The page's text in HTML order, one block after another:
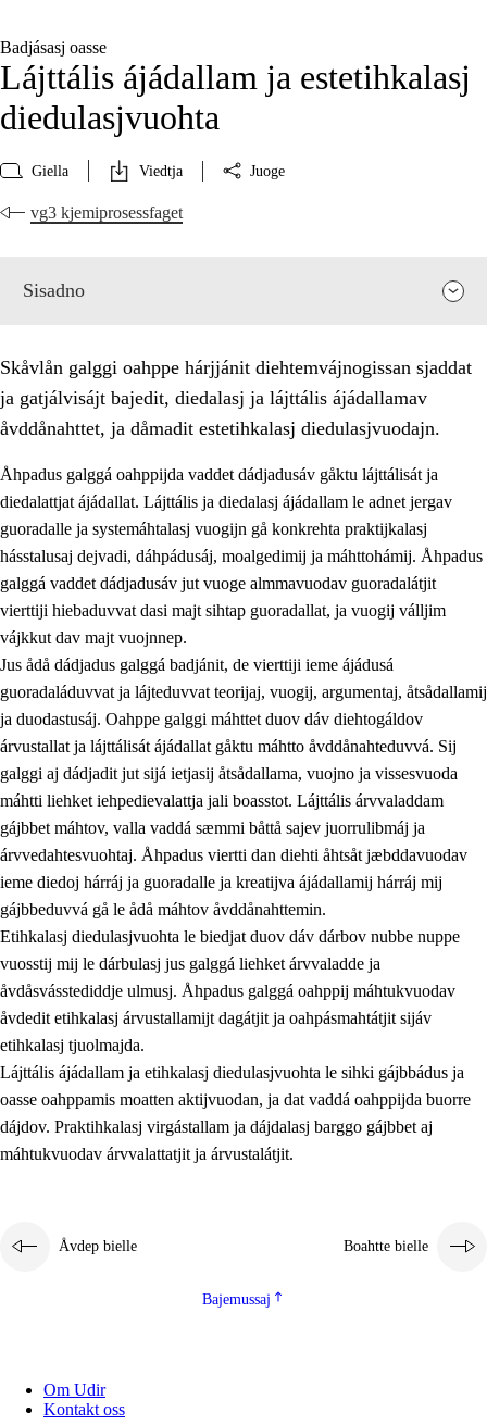
Badjásasj oasse
Lájttális ájádallam ja estetihkalasj
diedulasjvuohta
Giella Viedtja Juoge
vg3 kjemiprosessfaget
Sisadno
1. Åhpadusá árvvovuodo
1.1 Almasjárvvo
1.2 Identitiehtta ja kultuvralasj moattevuohta
1.3 Lájttális ájádallam ja estetihkalasj diedulasjvuohta
1.4 Dahkamávvo, berustibme ja diehtemvájnogisvuohta
1.5 Vieledus luonnduj ja birásdiedulasjvuohta
1.6 Demokratijja ja oassálasstem
Skåvlån galggi oahppe hárjjánit diehtemvájnogissan sjaddat
ja gatjálvisájt bajedit, diedalasj ja lájttális ájádallamav
åvddånahttet, ja dåmadit estetihkalasj diedulasjvuodajn.
Åhpadus galggá oahppijda vaddet dádjadusáv gåktu lájttálisát ja
diedalattjat ájádallat. Lájttális ja diedalasj ájádallam le adnet jergav
guoradalle ja systemáhtalasj vuogijn gå konkrehta praktijkalasj
hásstalusaj dejvadi, dáhpádusáj, moalgedimij ja máhttohámij. Åhpadus
galggá vaddet dádjadusáv jut vuoge almmavuodav guoradalátjit
vierttiji hiebaduvvat dasi majt sihtap guoradallat, ja vuogij válljim
vájkkut dav majt vuojnnep.
Jus ådå dádjadus galggá badjánit, de vierttiji ieme ájádusá
guoradaláduvvat ja lájteduvvat teorijaj, vuogij, argumentaj, åtsådallamij
ja duodastusáj. Oahppe galggi máhttet duov dáv diehtogáldov
árvustallat ja lájttálisát ájádallat gåktu máhtto åvddånahteduvvá. Sij
galggi aj dádjadit jut sijá ietjasij åtsådallama, vuojno ja vissesvuoda
máhtti liehket iehpedievalattja jali boasstot. Lájttális árvvaladdam
gájbbet máhtov, valla vaddá sæmmi båttå sajev juorrulibmáj ja
árvvedahtesvuohtaj. Åhpadus viertti dan diehti åhtsåt jæbddavuodav
ieme diedoj hárráj ja guoradalle ja kreatijva ájádallamij hárráj mij
gájbbeduvvá gå le ådå máhtov åvddånahttemin.
Etihkalasj diedulasjvuohta le biedjat duov dáv dárbov nubbe nuppe
vuosstij mij le dárbulasj jus galggá liehket árvvaladde ja
åvdåsvásstediddje ulmusj. Åhpadus galggá oahppij máhtukvuodav
åvdedit etihkalasj árvustallamijt dagátjit ja oahpásmahtátjit sijáv
etihkalasj tjuolmajda.
Lájttális ájádallam ja etihkalasj diedulasjvuohta le sihki gájbbádus ja
oasse oahppamis moatten aktijvuodan, ja dat vaddá oahppijda buorre
dájdov. Praktihkalasj virgástallam ja dájdalasj barggo gájbbet aj
máhtukvuodav árvvalattatjit ja árvustalátjit.
Åvdep bielle Boahtte bielle
Bajemussaj
Om Udir
Kontakt oss